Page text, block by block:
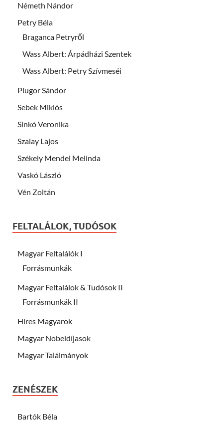
Németh Nándor
Petry Béla
Braganca Petryről
Wass Albert: Árpádházi Szentek
Wass Albert: Petry Szívmeséi
Plugor Sándor
Sebek Miklós
Sinkó Veronika
Szalay Lajos
Székely Mendel Melinda
Vaskó László
Vén Zoltán
FELTALÁLOK, TUDÓSOK
Magyar Feltalálók I
Forrásmunkák
Magyar Feltalálok & Tudósok II
Forrásmunkák II
Híres Magyarok
Magyar Nobeldíjasok
Magyar Találmányok
ZENÉSZEK
Bartók Béla